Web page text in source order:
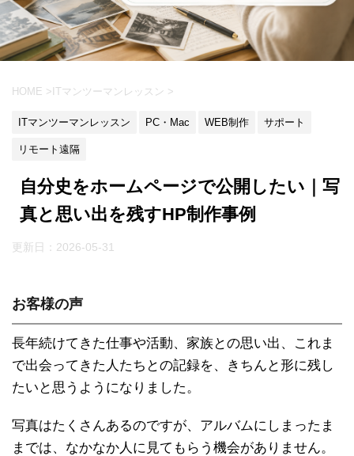
HOME > ITマンツーマンレッスン >
ITマンツーマンレッスン PC・Mac WEB制作 サポート
リモート遠隔
自分史をホームページで公開したい｜写
真と思い出を残すHP制作事例
更新日： 2026-05-31
お客様の声
長年続けてきた仕事や活動、家族との思い出、これま
で出会ってきた人たちとの記録を、きちんと形に残し
たいと思うようになりました。
写真はたくさんあるのですが、アルバムにしまったま
までは、なかなか人に見てもらう機会がありません。